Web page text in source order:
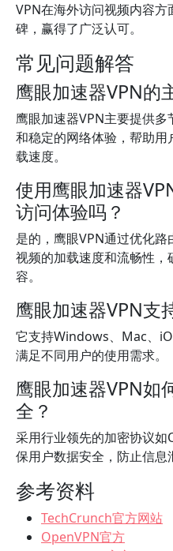
VPN在海外访问视频内容
碑，赢得了广泛认可。
常见问题解答
鹰眼加速器VPN的
鹰眼加速器VPN主要提供
和稳定的网络体验，帮助
载速度。
使用鹰眼加速器
访问体验吗？
是的，鹰眼VPN通过优化
视频的加载速度和流畅性
容。
鹰眼加速器VPN支
它支持Windows、Mac、
满足不同用户的使用需求。
鹰眼加速器VPN如
全？
采用行业领先的加密协议
保用户数据安全，防止信息
参考资料
TechCrunch官方网站
OpenVPN官方